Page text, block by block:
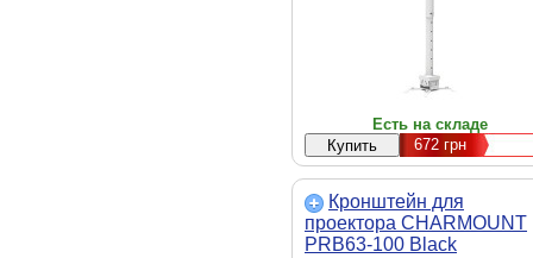
Есть на складе
672грн
Кронштейн для
проектора CHARMOUNT
PRB63-100 Black